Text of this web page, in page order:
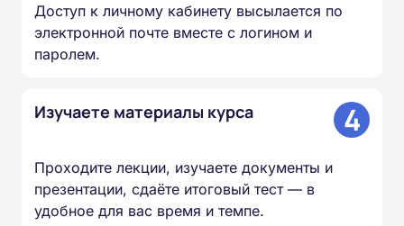
Доступ к личному кабинету высылается по
электронной почте вместе с логином и
паролем.
Изучаете материалы курса 4
Проходите лекции, изучаете документы и
презентации, сдаёте итоговый тест — в
удобное для вас время и темпе.